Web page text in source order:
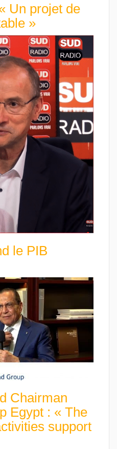
Un projet de
»
le PIB
Chairman
Egypt : « The
support